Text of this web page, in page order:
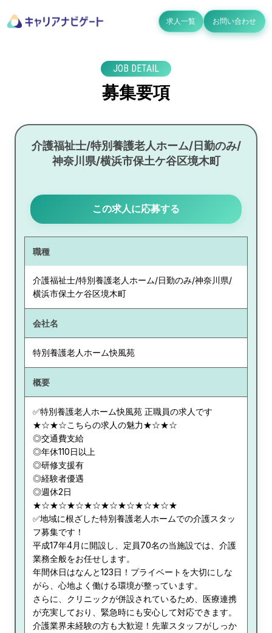
求人一覧 お問い合わせ
JOB DETAIL
募集要項
介護福祉士/特別養護老人ホーム/日勤のみ/
神奈川県/横浜市保土ケ谷区境木町
この求人に応募する
職種
介護福祉士/特別養護老人ホーム/日勤のみ/神奈川県/
横浜市保土ケ谷区境木町
会社名
特別養護老人ホーム快風苑
概要
✅特別養護老人ホーム快風苑 正職員の求人です
★☆★☆こちらの求人の魅力★☆★☆
◎交通費支給
◎年休110日以上
◎研修支援有
◎経験者優遇
◎週休2日
★☆★☆★☆★☆★☆★☆★☆★☆★
✅地域に根ざした特別養護老人ホームでの介護スタッ
フ募集です！
平成17年4月に開設し、定員70名の当施設では、介護
業務全般をお任せします。
年間休日はなんと123日！プライベートを大切にしな
がら、心地よく働ける環境が整っています。
さらに、クリニックが併設されているため、医療連携
が充実しており、緊急時にも安心して対応できます。
介護業界未経験の方も大歓迎！先輩スタッフがしっか